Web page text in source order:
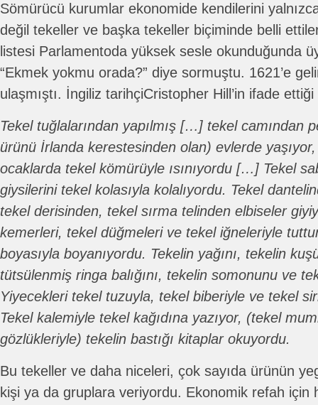
Sömürücü kurumlar ekonomide kendilerini
değil tekeller ve başka tekeller biçiminde belli
listesi Parlamentoda yüksek sesle okunduğunda
“Ekmek yokmu orada?” diye sormuştu. 1621’e
ulaşmıştı. İngiliz tarihçiCristopher Hill’in ifade
Tekel tuğlalarından yapılmış […] tekel camından
ürünü İrlanda kerestesinden olan) evlerde
ocaklarda tekel kömürüyle ısınıyordu […] Tekel
giysilerini tekel kolasıyla kolalıyordu. Tekel
tekel derisinden, tekel sırma telinden elbiseler
kemerleri, tekel düğmeleri ve tekel iğneleriyle
boyasıyla boyanıyordu. Tekelin yağını, tekelin
tütsülenmiş ringa balığını, tekelin somonunu ve
Yiyecekleri tekel tuzuyla, tekel biberiyle ve tekel
Tekel kalemiyle tekel kağıdına yazıyor, (tekel
gözlükleriyle) tekelin bastığı kitaplar okuyordu.
Bu tekeller ve daha niceleri, çok sayıda ürünün
kişi ya da gruplara veriyordu. Ekonomik refah için